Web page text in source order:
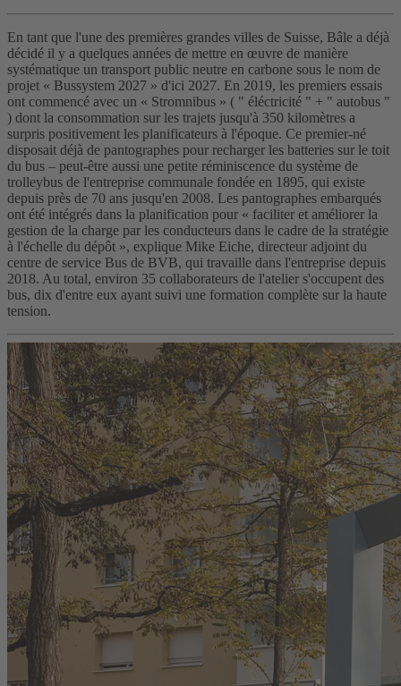
En tant que l'une des premières grandes villes de Suisse, Bâle a déjà
décidé il y a quelques années de mettre en œuvre de manière
systématique un transport public neutre en carbone sous le nom de
projet « Bussystem 2027 » d'ici 2027. En 2019, les premiers essais
ont commencé avec un « Stromnibus » ( " éléctricité " + " autobus "
) dont la consommation sur les trajets jusqu'à 350 kilomètres a
surpris positivement les planificateurs à l'époque. Ce premier-né
disposait déjà de pantographes pour recharger les batteries sur le toit
du bus – peut-être aussi une petite réminiscence du système de
trolleybus de l'entreprise communale fondée en 1895, qui existe
depuis près de 70 ans jusqu'en 2008. Les pantographes embarqués
ont été intégrés dans la planification pour « faciliter et améliorer la
gestion de la charge par les conducteurs dans le cadre de la stratégie
à l'échelle du dépôt », explique Mike Eiche, directeur adjoint du
centre de service Bus de BVB, qui travaille dans l'entreprise depuis
2018. Au total, environ 35 collaborateurs de l'atelier s'occupent des
bus, dix d'entre eux ayant suivi une formation complète sur la haute
tension.